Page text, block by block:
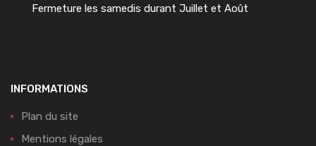
Fermeture les samedis durant Juillet et Août
INFORMATIONS
Plan du site
Mentions légales